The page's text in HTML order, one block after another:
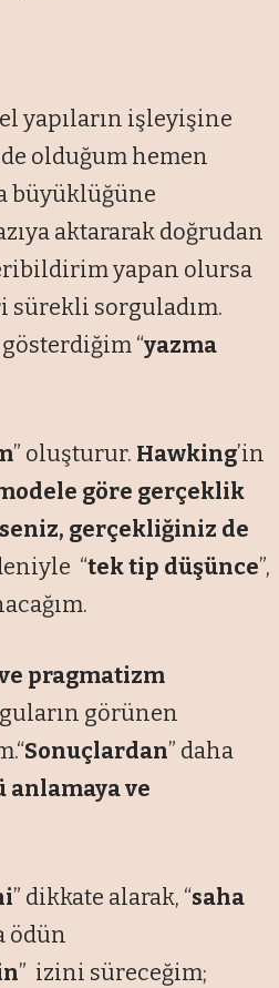
yapıların işleyişine
olduğum hemen
büyüklüğüne
aktararak doğrudan
yapan olursa
sorguladım.
“yazma
” oluşturur. Hawking’in
göre gerçeklik
gerçekliğiniz de
“tek tip düşünce”,
pragmatizm
görünen
Sonuçlardan” daha
ve
” dikkate alarak, “saha
ödün
” izini süreceğim;